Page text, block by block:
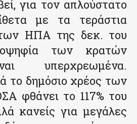
για τον απλούστατο
με τα τεράστια
ΗΠΑ της δεκ. του
των κρατών
υπερχρεωμένα.
το δημόσιο χρέος των
φθάνει το 117% του
κανείς για μεγάλες